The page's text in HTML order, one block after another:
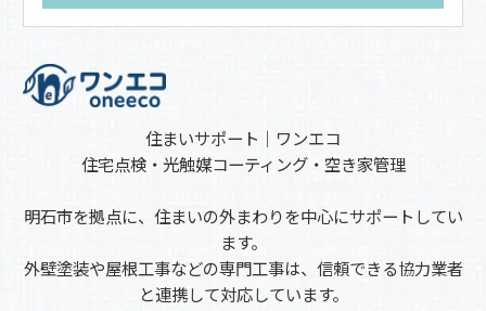
住まいサポート｜ワンエコ
住宅点検・光触媒コーティング・空き家管理
明石市を拠点に、住まいの外まわりを中心にサポートしてい
ます。
外壁塗装や屋根工事などの専門工事は、信頼できる協力業者
と連携して対応しています。